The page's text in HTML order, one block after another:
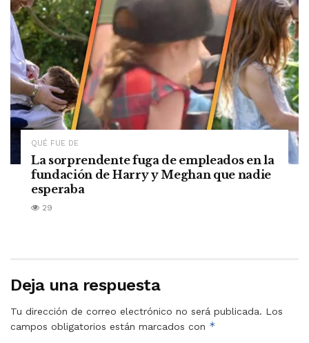
QUÉ FUE DE
La sorprendente fuga de empleados en la
fundación de Harry y Meghan que nadie
esperaba
29
Deja una respuesta
Tu dirección de correo electrónico no será publicada. Los
campos obligatorios están marcados con *